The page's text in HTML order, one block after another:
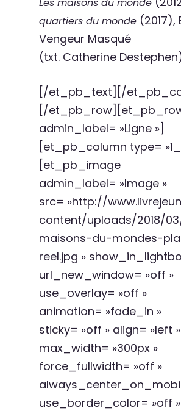
quartiers du monde (2017),
Vengeur Masqué
(txt. Catherine
[/et_pb_text][/
[/
admin_label= »Ligne »]
[et_pb_column type=
[et_pb_image
admin_label= »Image »
src= »http://
content/uploads/2018/
maisons-du-mondes-
reel.jpg »
url_new_window= »off »
use_overlay= »off »
animation= »fade_in »
sticky= »off » align= »left »
max_width= »300px »
force_fullwidth= »off »
use_border_color= »off »